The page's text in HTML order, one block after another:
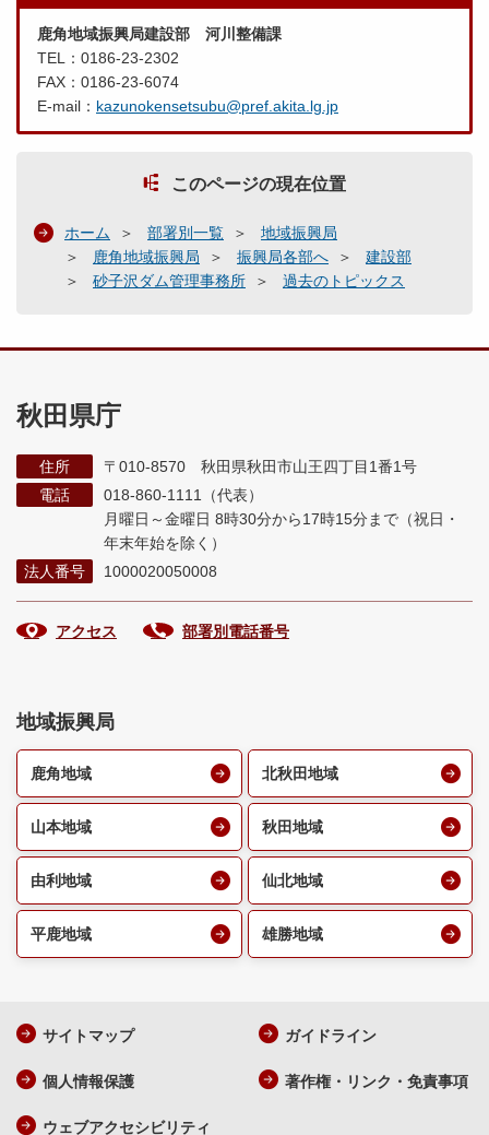
鹿角地域振興局建設部 河川整備課
TEL：0186-23-2302
FAX：0186-23-6074
E-mail： kazunokensetsubu@pref.akita.lg.jp
このページの現在位置
ホーム 部署別一覧
地域振興局
鹿角地域振興局
振興局各部へ
建設部
砂子沢ダム管理事務所
過去のトピックス
秋田県庁
住所
〒010-8570 秋田県秋田市山王四丁目1番1号
電話
018-860-1111（代表）
月曜日～金曜日 8時30分から17時15分まで （祝日・
年末年始を除く）
法人番号
1000020050008
アクセス 部署別電話番号
地域振興局
鹿角地域 北秋田地域
山本地域 秋田地域
由利地域 仙北地域
平鹿地域 雄勝地域
サイトマップ ガイドライン
個人情報保護 著作権・リンク・免責事項
ウェブアクセシビリティ